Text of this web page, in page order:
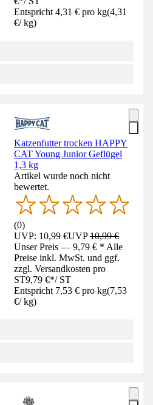
Entspricht 4,31 € pro kg(4,31
€/ kg)
Katzenfutter trocken HAPPY
CAT Young Junior Geflügel
1,3 kg
Artikel wurde noch nicht
bewertet.
(0)
UVP: 10,99 €UVP10,99 €
Unser Preis — 9,79 € * Alle
Preise inkl. MwSt. und ggf.
zzgl. Versandkosten pro
ST9,79 €*/ ST
Entspricht 7,53 € pro kg(7,53
€/ kg)